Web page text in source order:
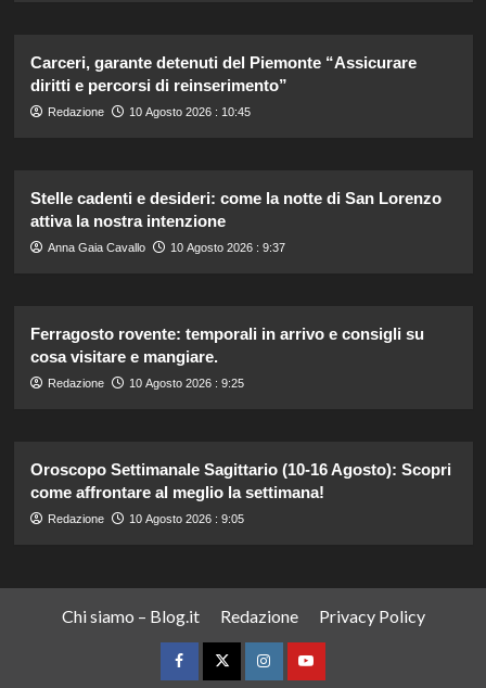
Carceri, garante detenuti del Piemonte “Assicurare
diritti e percorsi di reinserimento”
Redazione 10 Agosto 2026 : 10:45
Stelle cadenti e desideri: come la notte di San Lorenzo
attiva la nostra intenzione
Anna Gaia Cavallo 10 Agosto 2026 : 9:37
Ferragosto rovente: temporali in arrivo e consigli su
cosa visitare e mangiare.
Redazione 10 Agosto 2026 : 9:25
Oroscopo Settimanale Sagittario (10-16 Agosto): Scopri
come affrontare al meglio la settimana!
Redazione 10 Agosto 2026 : 9:05
Chi siamo – Blog.it Redazione Privacy Policy
FacebookTwitterInstagramYouTube